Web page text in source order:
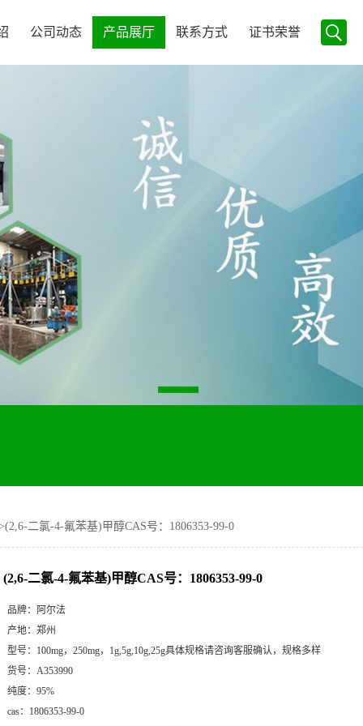
公司动态 产品展厅 联系方式 证书荣誉
(2,6-二氯-4-氟苯基)甲醇CAS号：1806353-99-0
(2,6-二氯-4-氟苯基)甲醇CAS号：1806353-99-0
品牌：
阿尔法
产地： 郑州
型号： 100mg，250mg，1g,5g,10g,25g具体规格请咨询客服确认，规格多样
货号： A353990
纯度： 95%
cas： 1806353-99-0